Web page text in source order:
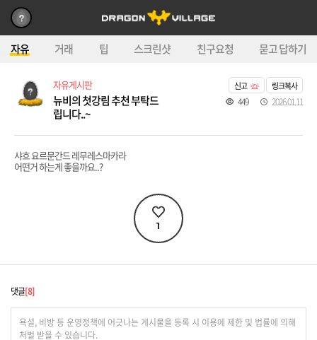
자유 거래 팁 스크린샷 친구요청 묻고 답하기
자유게시판
뉴비의 첫강림 추천 부탁드
립니다..~
신고 링크복사
449 2026.01.11
샤흐 요르문간드 레무레스마카라
어떤거 하는게 좋을까요..?
1
댓글 8